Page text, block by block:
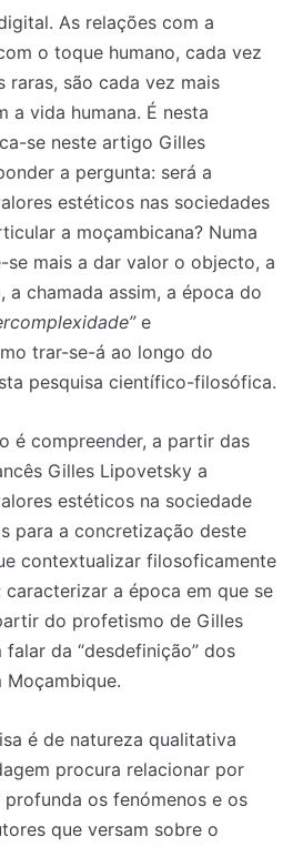
As relações com a
o toque humano, cada vez
raras, são cada vez mais
a vida humana. É nesta
se neste artigo Gilles
a pergunta: será a
estéticos nas sociedades
a moçambicana? Numa
se mais a dar valor o objecto, a
a chamada assim, a época do
e
trar-se-á ao longo do
pesquisa científico-filosófica.
é compreender, a partir das
Gilles Lipovetsky a
estéticos na sociedade
para a concretização deste
contextualizar filosoficamente
a época em que se
do profetismo de Gilles
da “desdefinição” dos
é de natureza qualitativa
procura relacionar por
profunda os fenómenos e os
que versam sobre o